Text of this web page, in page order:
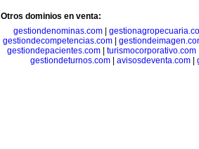
Otros dominios en venta:
gestiondenominas.com|
gestiondecompetencias.com|
gestiondepacientes.com| turismocorporativo.com
gestiondeturnos.com| avisosdeventa.com|